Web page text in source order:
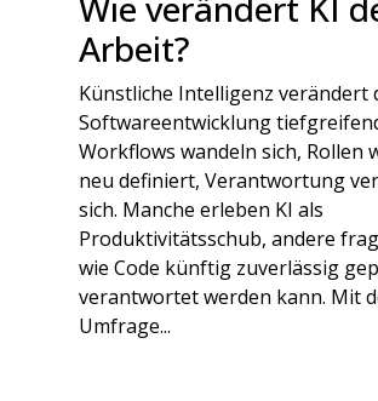
Arbeit?
Künstliche Intelligenz verändert
Softwareentwicklung
Workflows wandeln sich, Rollen
neu definiert, Verantwortung
sich. Manche erleben KI als
Produktivitätsschub, andere
wie Code künftig zuverlässig
verantwortet werden kann. Mit
Umfrage...